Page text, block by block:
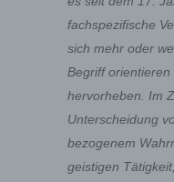
fachspezifische
sich mehr oder
Begriff
hervorheben. Im
Unterscheidung
bezogenem
geistigen